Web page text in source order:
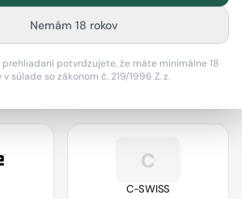
Nemám 18 rokov
prehliadaní potvrdzujete, že máte minimálne 18
v súlade so zákonom č. 219/1996 Z. z.
C
C-SWISS